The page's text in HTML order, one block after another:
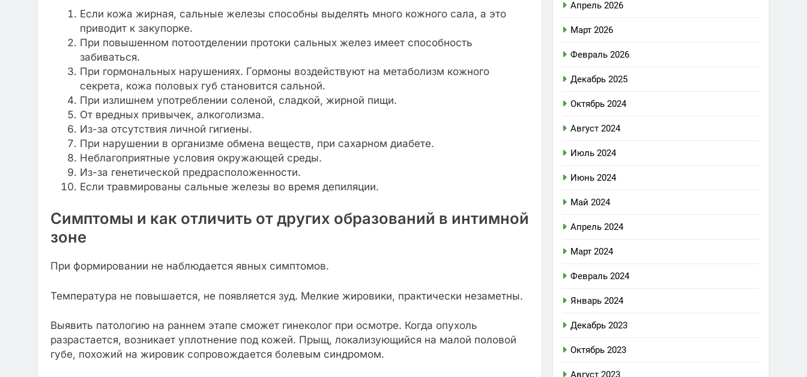
Если кожа жирная, сальные железы способны выделять много кожного сала, а это
приводит к закупорке.
При повышенном потоотделении протоки сальных желез имеет способность
забиваться.
При гормональных нарушениях. Гормоны воздействуют на метаболизм кожного
секрета, кожа половых губ становится сальной.
При излишнем употреблении соленой, сладкой, жирной пищи.
От вредных привычек, алкоголизма.
Из-за отсутствия личной гигиены.
При нарушении в организме обмена веществ, при сахарном диабете.
Неблагоприятные условия окружающей среды.
Из-за генетической предрасположенности.
Если травмированы сальные железы во время депиляции.
Симптомы и как отличить от других образований в интимной
зоне
При формировании не наблюдается явных симптомов.
Температура не повышается, не появляется зуд. Мелкие жировики, практически незаметны.
Выявить патологию на раннем этапе сможет гинеколог при осмотре. Когда опухоль
разрастается, возникает уплотнение под кожей. Прыщ, локализующийся на малой половой
губе, похожий на жировик сопровождается болевым синдромом.
Апрель 2026
Март 2026
Февраль 2026
Декабрь 2025
Октябрь 2024
Август 2024
Июль 2024
Июнь 2024
Май 2024
Апрель 2024
Март 2024
Февраль 2024
Январь 2024
Декабрь 2023
Октябрь 2023
Август 2023